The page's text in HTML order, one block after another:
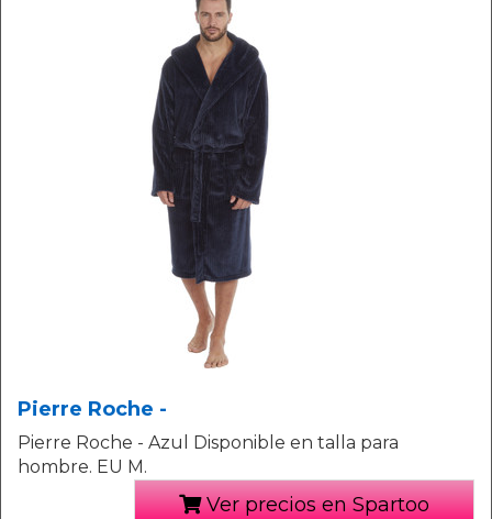
Pierre Roche -
Pierre Roche - Azul Disponible en talla para
hombre. EU M.
Ver precios en Spartoo